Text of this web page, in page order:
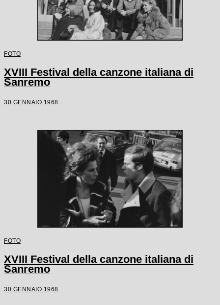
FOTO
XVIII Festival della canzone italiana di
Sanremo
30 GENNAIO 1968
FOTO
XVIII Festival della canzone italiana di
Sanremo
30 GENNAIO 1968